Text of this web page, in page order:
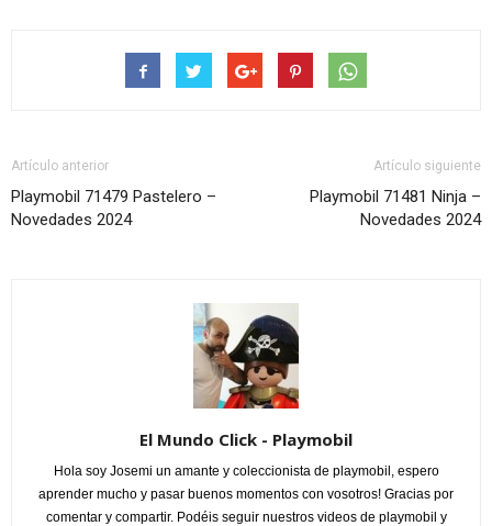
Artículo anterior
Playmobil 71479 Pastelero –
Novedades 2024
Artículo siguiente
Playmobil 71481 Ninja –
Novedades 2024
El Mundo Click - Playmobil
Hola soy Josemi un amante y coleccionista de playmobil, espero
aprender mucho y pasar buenos momentos con vosotros! Gracias por
comentar y compartir. Podéis seguir nuestros videos de playmobil y